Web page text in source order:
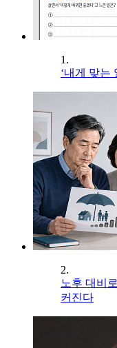
1.
‘내게 맞는
2.
노후 대비
커진다